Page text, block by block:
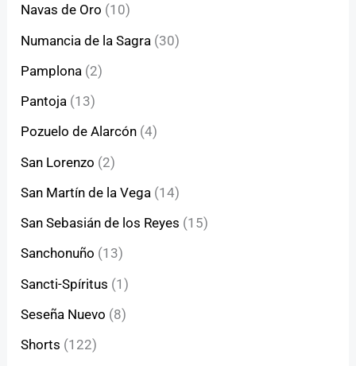
Navas de Oro (10)
Numancia de la Sagra (30)
Pamplona (2)
Pantoja (13)
Pozuelo de Alarcón (4)
San Lorenzo (2)
San Martín de la Vega (14)
San Sebasián de los Reyes (15)
Sanchonuño (13)
Sancti-Spíritus (1)
Seseña Nuevo (8)
Shorts (122)